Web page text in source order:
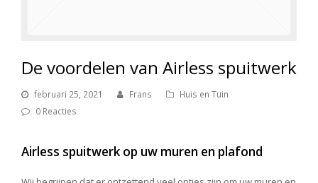
De voordelen van Airless spuitwerk
februari 25, 2021 Frans
Huis en Tuin
0 Reacties
Airless spuitwerk op uw muren en plafond